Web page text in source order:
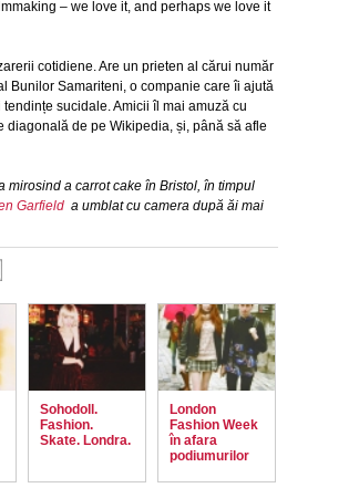
– we love it, and perhaps we love it
cotidiene. Are un prieten al cărui număr
Bunilor Samariteni, o companie care îi ajută
sucidale. Amicii îl mai amuză cu
diagonală de pe Wikipedia, și, până să afle
mirosind a carrot cake în Bristol, în timpul
Garfield a umblat cu camera după ăi mai
Sohodoll.
Fashion.
Skate. Londra.
London
Fashion Week
în afara
podiumurilor